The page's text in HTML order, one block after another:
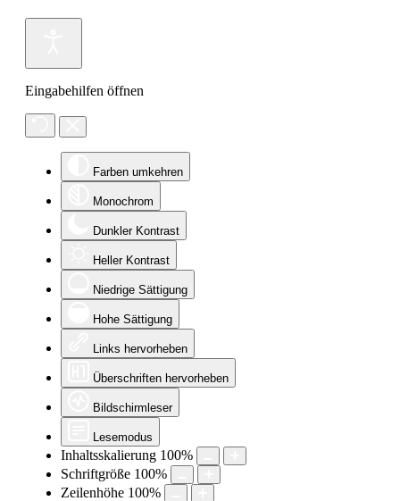
Eingabehilfen öffnen
Farben umkehren
Monochrom
Dunkler Kontrast
Heller Kontrast
Niedrige Sättigung
Hohe Sättigung
Links hervorheben
Überschriften hervorheben
Bildschirmleser
Lesemodus
Inhaltsskalierung 100%
Schriftgröße 100%
Zeilenhöhe 100%